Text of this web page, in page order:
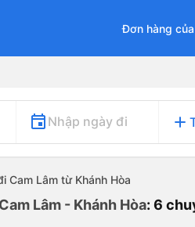
Đơn hàng
Nhập ngày đi add
Cam Lâm từ Khánh Hòa
Lâm - Khánh Hòa: 6